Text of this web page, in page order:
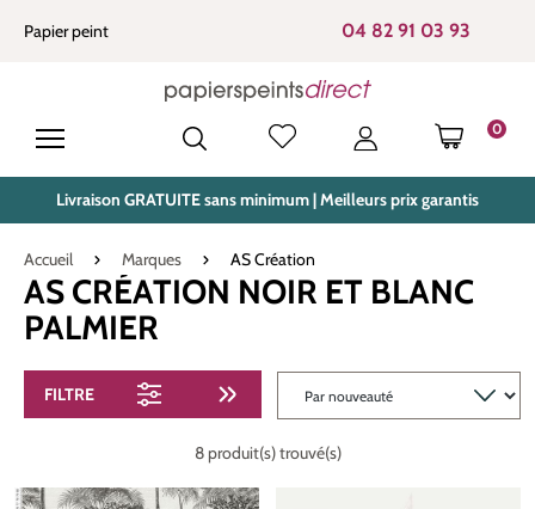
principal
Papier peint 04 82 91 03 93
0
LE
Livraison GRATUITE sans minimum | Meilleurs prix garantis
Accueil Marques AS Création
AS CRÉATION NOIR ET BLANC
PALMIER
FILTRE
8 produit(s) trouvé(s)